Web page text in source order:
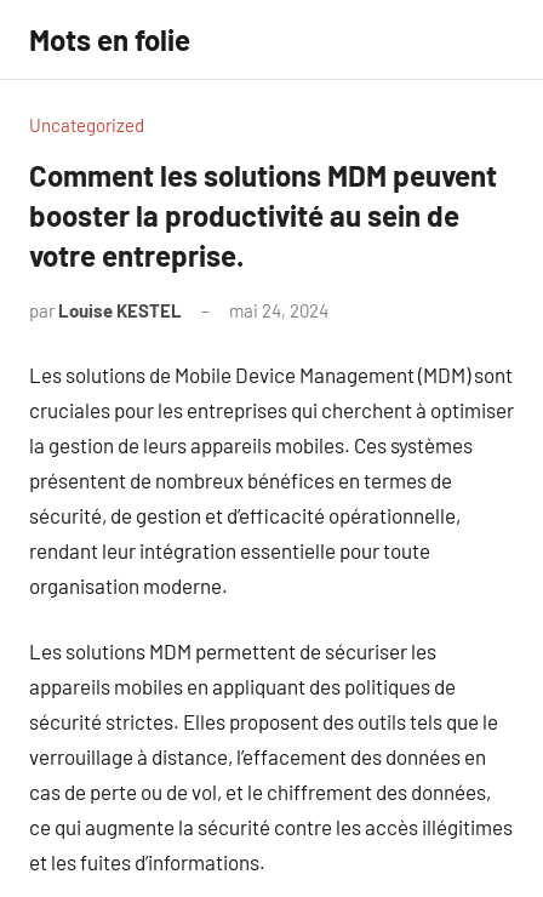
contenu
Mots en folie
Uncategorized
Comment les solutions MDM peuvent
booster la productivité au sein de
votre entreprise.
par Louise KESTEL mai 24, 2024
Les solutions de Mobile Device Management (MDM) sont
cruciales pour les entreprises qui cherchent à optimiser
la gestion de leurs appareils mobiles. Ces systèmes
présentent de nombreux bénéfices en termes de
sécurité, de gestion et d’efficacité opérationnelle,
rendant leur intégration essentielle pour toute
organisation moderne.
Les solutions MDM permettent de sécuriser les
appareils mobiles en appliquant des politiques de
sécurité strictes. Elles proposent des outils tels que le
verrouillage à distance, l’effacement des données en
cas de perte ou de vol, et le chiffrement des données,
ce qui augmente la sécurité contre les accès illégitimes
et les fuites d’informations.